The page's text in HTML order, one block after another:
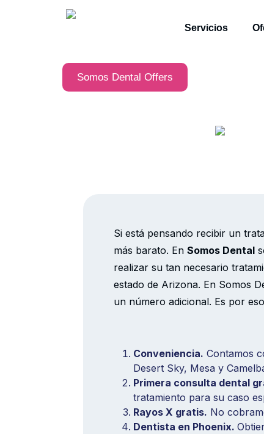
Servicios
Somos Dental Offers
Si está pensando recibir un
más barato. EnSomos Dental
realizar su tan necesario
estado de Arizona. En Somos
un número adicional. Es por
Conveniencia. Contamos
Desert Sky, Mesa y
Primera consulta dental
tratamiento para su caso
Rayos X gratis. No
Dentista en Phoenix.